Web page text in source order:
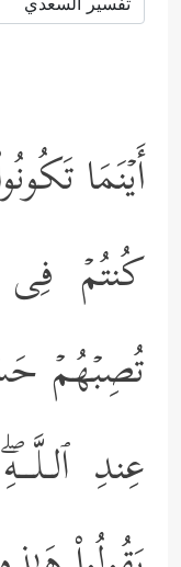
أَیۡنَمَا
كُنتُمۡ
تُصِبۡهُمۡ
عِندِ